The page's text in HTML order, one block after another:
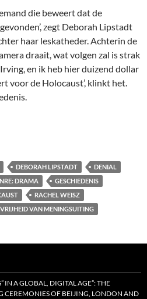
die beweert dat de
zegt Deborah Lipstadt
haar leskatheder. Achterin de
draait, wat volgen zal is strak
en ik heb hier duizend dollar
voor de Holocaust’, klinkt het.
(2016) [Drama, bio, historisch]
DEBORAH LIPSTADT
DENIAL
DRAMA
GESCHIEDENIS
RACHEL WEISZ
VRIJHEID VAN MENINGSUITING
IN A GLOBAL, DIGITAL AGE”: THE
CEREMONIES OF BEIJING, LONDON AND